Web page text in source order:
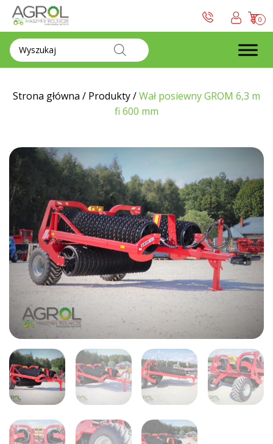
0
Wyszukiwarka
produktów
Strona główna / Produkty/Wał posiewny GROM 6,3 m
fi 600 mm